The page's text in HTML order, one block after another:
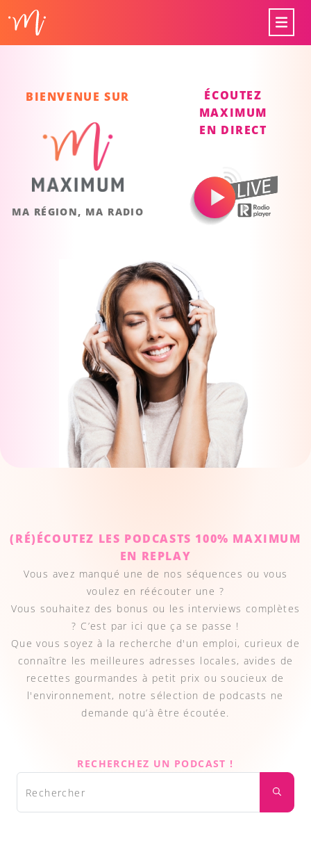
BIENVENUE SUR
MA RÉGION, MA RADIO
ÉCOUTEZ
MAXIMUM
EN DIRECT
(RÉ)ÉCOUTEZ LES PODCASTS 100% MAXIMUM
EN REPLAY
Vous avez manqué une de nos séquences ou vous
voulez en réécouter une ?
Vous souhaitez des bonus ou les interviews complètes
? C’est par ici que ça se passe !
Que vous soyez à la recherche d'un emploi, curieux de
connaître les meilleures adresses locales, avides de
recettes gourmandes à petit prix ou soucieux de
l'environnement, notre sélection de podcasts ne
demande qu’à être écoutée.
RECHERCHEZ UN PODCAST !
Rechercher